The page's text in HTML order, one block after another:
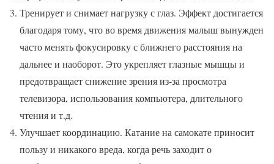
Тренирует и снимает нагрузку с глаз. Эффект достигается
благодаря тому, что во время движения малыш вынужден
часто менять фокусировку с ближнего расстояния на
дальнее и наоборот. Это укрепляет глазные мышцы и
предотвращает снижение зрения из-за просмотра
телевизора, использования компьютера, длительного
чтения и т.д.
Улучшает координацию. Катание на самокате приносит
пользу и никакого вреда, когда речь заходит о